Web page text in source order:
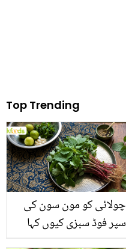
Top Trending
چولائی کو مون سون کی
سپر فوڈ سبزی کیوں کہا